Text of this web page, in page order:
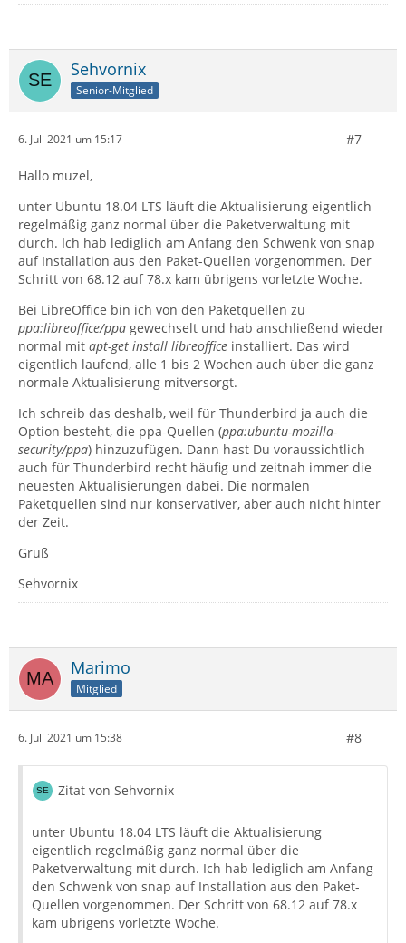
Sehvornix
Senior-Mitglied
6. Juli 2021 um 15:17 #7
Hallo muzel,
unter Ubuntu 18.04 LTS läuft die Aktualisierung eigentlich
regelmäßig ganz normal über die Paketverwaltung mit
durch. Ich hab lediglich am Anfang den Schwenk von snap
auf Installation aus den Paket-Quellen vorgenommen. Der
Schritt von 68.12 auf 78.x kam übrigens vorletzte Woche.
Bei LibreOffice bin ich von den Paketquellen zu
ppa:libreoffice/ppa gewechselt und hab anschließend wieder
normal mit apt-get install libreoffice installiert. Das wird
eigentlich laufend, alle 1 bis 2 Wochen auch über die ganz
normale Aktualisierung mitversorgt.
Ich schreib das deshalb, weil für Thunderbird ja auch die
Option besteht, die ppa-Quellen (ppa:ubuntu-mozilla-
security/ppa) hinzuzufügen. Dann hast Du voraussichtlich
auch für Thunderbird recht häufig und zeitnah immer die
neuesten Aktualisierungen dabei. Die normalen
Paketquellen sind nur konservativer, aber auch nicht hinter
der Zeit.
Gruß
Sehvornix
Marimo
Mitglied
6. Juli 2021 um 15:38 #8
Zitat von Sehvornix
unter Ubuntu 18.04 LTS läuft die Aktualisierung
eigentlich regelmäßig ganz normal über die
Paketverwaltung mit durch. Ich hab lediglich am Anfang
den Schwenk von snap auf Installation aus den Paket-
Quellen vorgenommen. Der Schritt von 68.12 auf 78.x
kam übrigens vorletzte Woche.